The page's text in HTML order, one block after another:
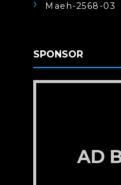
Maeh-2568-03
SPONSOR
AD